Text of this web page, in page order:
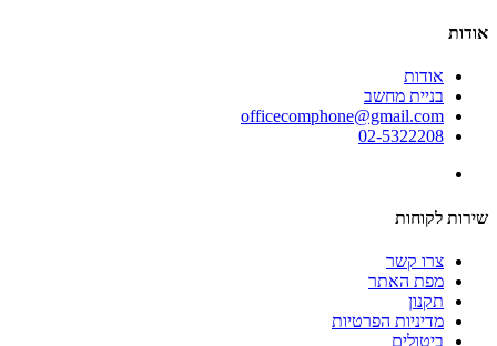
אודות
אודות
בניית מחשב
officecomphone@gmail.com
02-5322208
שירות לקוחות
צרו קשר
מפת האתר
תקנון
מדיניות הפרטיות
ביטולים